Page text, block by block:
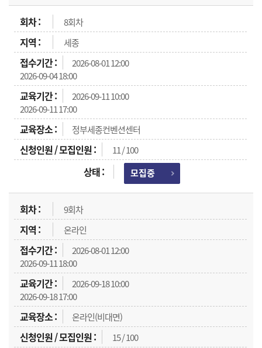
8회차
세종
2026-08-01 12:00
2026-09-04 18:00
2026-09-11 10:00
2026-09-11 17:00
정부세종컨벤션센터
11 / 100
모집중
9회차
온라인
2026-08-01 12:00
2026-09-11 18:00
2026-09-18 10:00
2026-09-18 17:00
온라인(비대면)
15 / 100